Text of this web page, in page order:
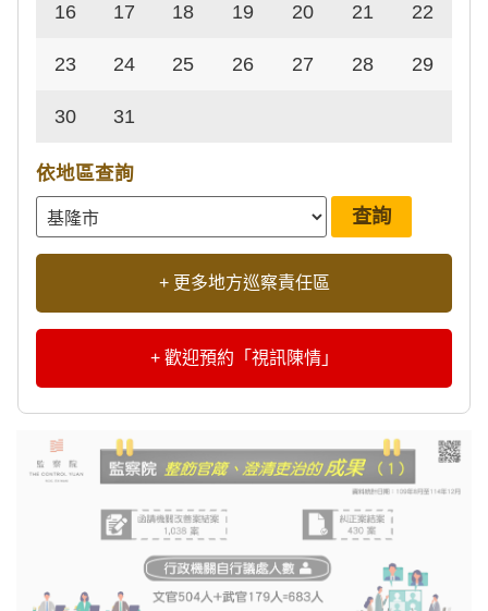
16 17 18 19 20 21 22
23 24 25 26 27 28 29
30 31
依地區查詢
+ 更多地方巡察責任區
+ 歡迎預約「視訊陳情」